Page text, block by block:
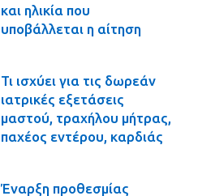
και ηλικία που
υποβάλλεται η αίτηση
Τι ισχύει για τις δωρεάν
ιατρικές εξετάσεις
μαστού, τραχήλου μήτρας,
παχέος εντέρου, καρδιάς
Έναρξη προθεσμίας